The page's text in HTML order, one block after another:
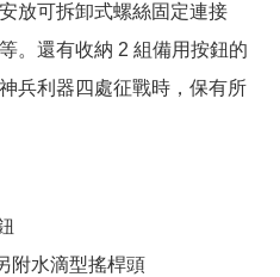
放可拆卸式螺絲固定連接
。還有收納 2 組備用按鈕的
兵利器四處征戰時，保有所
附水滴型搖桿頭